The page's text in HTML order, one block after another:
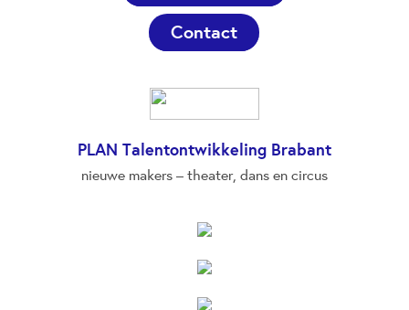
Contact
PLAN Talentontwikkeling Brabant
nieuwe makers – theater, dans en circus